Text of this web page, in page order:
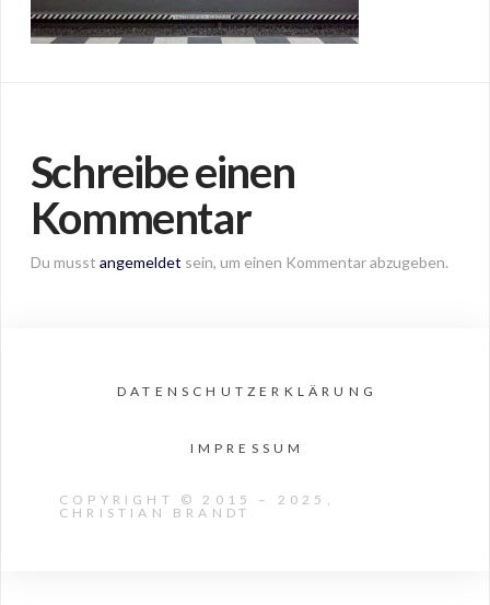
Schreibe einen
Kommentar
Du musst angemeldet sein, um einen Kommentar abzugeben.
DATENSCHUTZERKLÄRUNG
IMPRESSUM
COPYRIGHT © 2015 – 2025,
CHRISTIAN BRANDT